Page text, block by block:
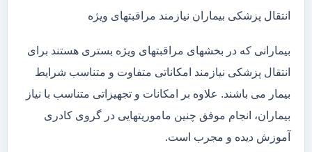
انتقال پزشکی بیماران نیازمند مراقبتهای ویژه
بیمارانی که در بخشهای مراقبتهای ویژه بستری هستند برای
انتقال پزشکی نیازمند امکاناتی متفاوت و متناسب شرایط
بیمار می باشند. علاوه بر امکانات و تجهیزاتی متناسب با نیاز
بیماران، انجام موفق چنین ماموریتهایی در گروی کادری
آموزش دیده و مجرب است.